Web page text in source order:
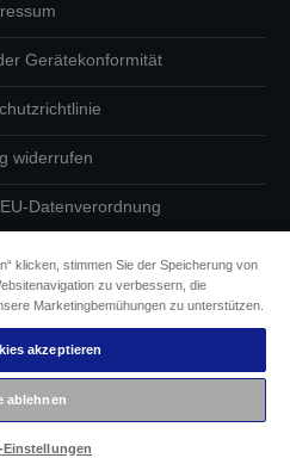
Gerätekonformität
widerrufen
Datenverordnung
zu Cookies
für Barrierefreiheit
Seiko Epson
klicken, stimmen Sie der Speicherung von
zu verbessern, die
Marketingbemühungen zu unterstützen.
akzeptieren
ablehnen
Einstellungen